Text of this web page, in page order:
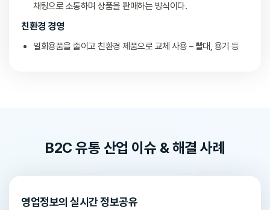
채팅으로 소통하며 상품을 판매하는 방식이다.
친환경 경영
일회용품을 줄이고 친환경 제품으로 교체 사용 – 빨대, 용기 등
B2C 유통 산업 이슈 & 해결 사례
영업정보의 실시간 정보공유